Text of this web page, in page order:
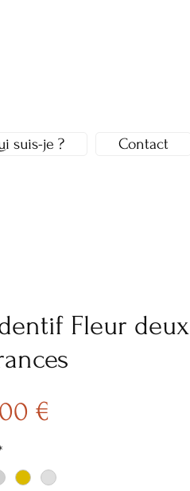
suis-je ? Contact
Fleur deux
€